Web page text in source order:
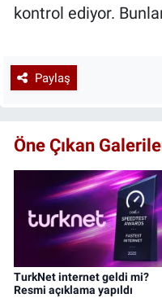
kontrol ediyor.
Paylaş
Öne Çıkan
TurkNet internet geldi mi?
Resmi açıklama yapıldı